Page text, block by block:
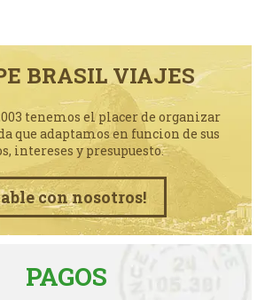
BRASIL VIAJES
tenemos el placer de organizar
que adaptamos en funcion de sus
intereses y presupuesto.
con nosotros!
PAGOS